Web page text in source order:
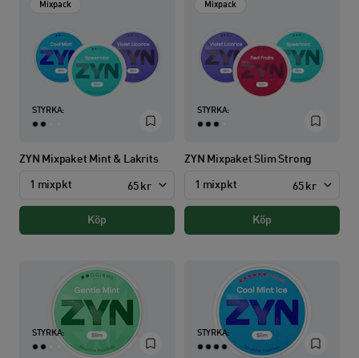
STYRKA:
ZYN Mixpaket Mint & Lakrits
Mixpack
1 mixpkt 65 kr
Köp
STYRKA:
ZYN Mixpaket Slim Strong
Mixpack
1 mixpkt 65 kr
Köp
STYRKA: STYRKA: